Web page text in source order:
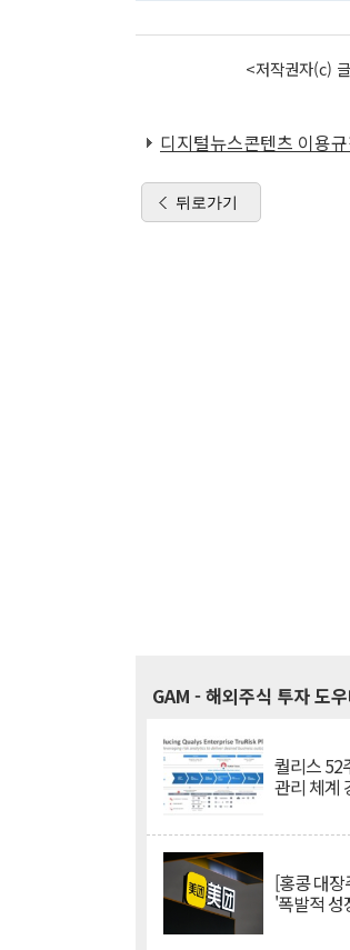
<저작권자(c)
디지털뉴스콘텐츠 이용
뒤로가기
GAM - 해외주식 투자 도
퀄리스 52
관리 체계
[홍콩 대
'폭발적 성